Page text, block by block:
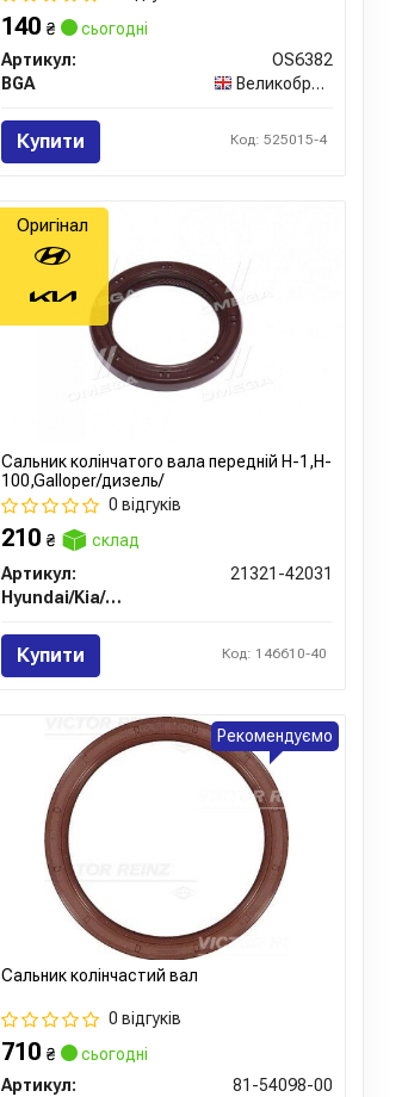
140₴
сьогодні
Артикул:
OS6382
BGA
Великобританія
Купити Код: 525015-4
Сальник колінчатого вала передній H-1,H-
100,Galloper/дизель/
0 відгуків
210₴
склад
Артикул:
21321-42031
Hyundai/Kia/Mobis
Купити Код: 146610-40
Оригінал
Сальник колінчастий вал
0 відгуків
710₴
сьогодні
Артикул:
81-54098-00
Рекомендуємо